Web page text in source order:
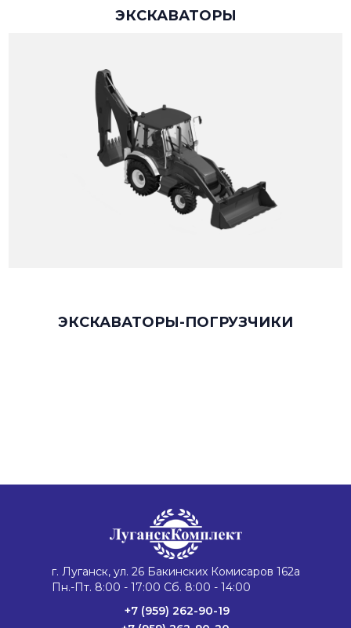
ЭКСКАВАТОРЫ
ЭКСКАВАТОРЫ-ПОГРУЗЧИКИ
г. Луганск, ул. 26 Бакинских Комисаров 162а
Пн.-Пт. 8:00 - 17:00 Сб. 8:00 - 14:00
+7 (959) 262-90-19